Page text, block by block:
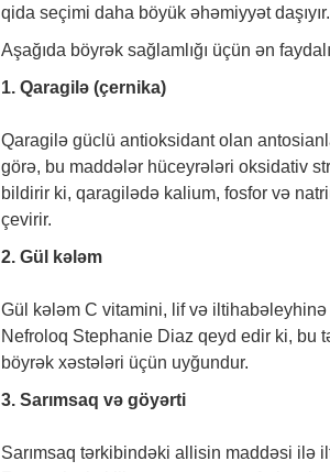
qida seçimi daha böyük əhəmiyyət daşıyır.
Aşağıda böyrək sağlamlığı üçün ən
1. Qaragilə (çernika)
Qaragilə güclü antioksidant olan
görə, bu maddələr hüceyrələri oksidativ
bildirir ki, qaragilədə kalium, fosfor və
çevirir.
2. Gül kələm
Gül kələm C vitamini, lif və
Nefroloq Stephanie Diaz qeyd edir ki, bu
böyrək xəstələri üçün uyğundur.
3. Sarımsaq və göyərti
Sarımsaq tərkibindəki allisin maddəsi ilə